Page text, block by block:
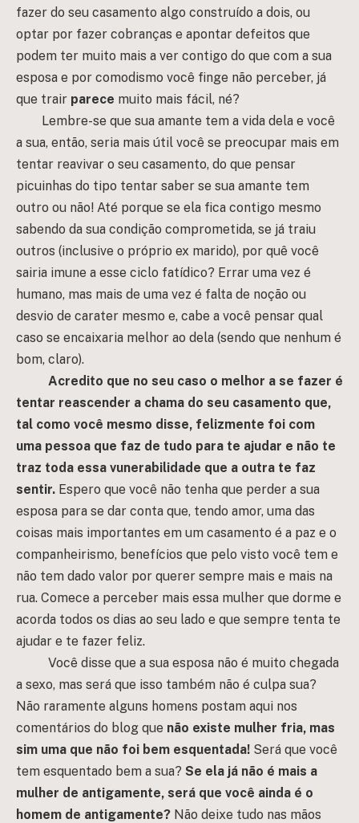
fazer do seu casamento algo construído a dois, ou
optar por fazer cobranças e apontar defeitos que
podem ter muito mais a ver contigo do que com a sua
esposa e por comodismo você finge não perceber, já
que trair parece muito mais fácil, né?
Lembre-se que sua amante tem a vida dela e você
a sua, então, seria mais útil você se preocupar mais em
tentar reavivar o seu casamento, do que pensar
picuinhas do tipo tentar saber se sua amante tem
outro ou não! Até porque se ela fica contigo mesmo
sabendo da sua condição comprometida, se já traiu
outros (inclusive o próprio ex marido), por quê você
sairia imune a esse ciclo fatídico? Errar uma vez é
humano, mas mais de uma vez é falta de noção ou
desvio de carater mesmo e, cabe a você pensar qual
caso se encaixaria melhor ao dela (sendo que nenhum é
bom, claro).
Acredito que no seu caso o melhor a se fazer é
tentar reascender a chama do seu casamento que,
tal como você mesmo disse, felizmente foi com
uma pessoa que faz de tudo para te ajudar e não te
traz toda essa vunerabilidade que a outra te faz
sentir. Espero que você não tenha que perder a sua
esposa para se dar conta que, tendo amor, uma das
coisas mais importantes em um casamento é a paz e o
companheirismo, benefícios que pelo visto você tem e
não tem dado valor por querer sempre mais e mais na
rua. Comece a perceber mais essa mulher que dorme e
acorda todos os dias ao seu lado e que sempre tenta te
ajudar e te fazer feliz.
Você disse que a sua esposa não é muito chegada
a sexo, mas será que isso também não é culpa sua?
Não raramente alguns homens postam aqui nos
comentários do blog que não existe mulher fria, mas
sim uma que não foi bem esquentada! Será que você
tem esquentado bem a sua? Se ela já não é mais a
mulher de antigamente, será que você ainda é o
homem de antigamente? Não deixe tudo nas mãos